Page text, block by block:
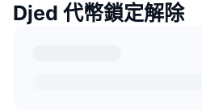
Djed 代幣鎖定解除